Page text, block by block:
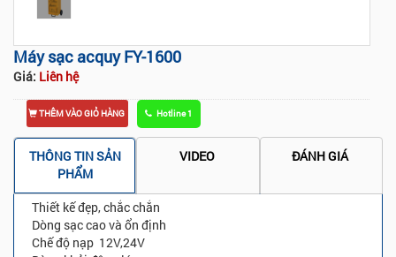
Máy sạc acquy FY-1600
Giá: Liên hệ
THÊM VÀO GIỎ HÀNG Hotline 1
THÔNG TIN SẢN
PHẨM
VIDEO ĐÁNH GIÁ
Thiết kế đẹp, chắc chắn
Dòng sạc cao và ổn định
Chế độ nạp 12V,24V